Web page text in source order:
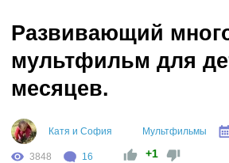
Развивающий
мультфильм для
месяцев.
Катя и София Мультфильмы
3848 16 +1